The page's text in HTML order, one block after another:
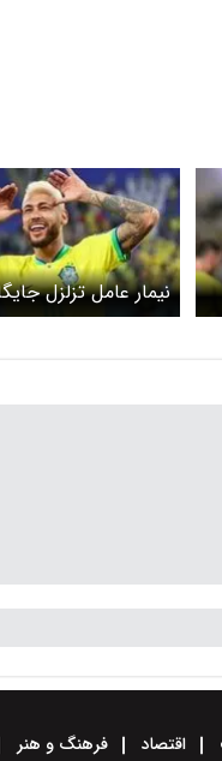
نیمار عامل تزلزل
در الهلال؟
اقتصاد فرهنگ و هنر